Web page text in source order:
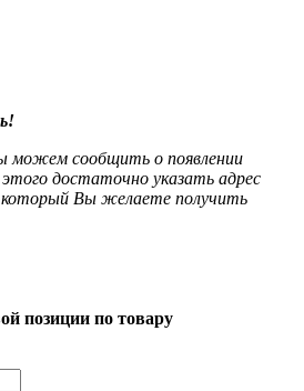
можем сообщить о появлении
достаточно указать адрес
Вы желаете получить
позиции по товару